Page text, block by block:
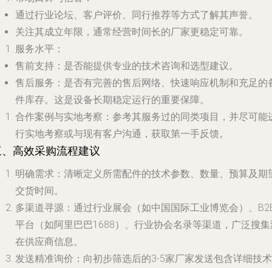
通过行业论坛、客户评价、同行推荐等方式了解其声誉。
关注其成立年限，通常经营时间长的厂家更稳定可靠。
服务水平 ：
售前支持 ：是否能提供专业的技术咨询和选型建议。
售后服务 ：是否有完善的售后网络、快速响应机制和充足的
件库存。这是设备长期稳定运行的重要保障。
合作案例与实地考察 ：参考其服务过的同类项目，并尽可能
行实地考察或与现有客户沟通，获取第一手反馈。
高效采购流程建议
明确需求 ：清晰定义所需配件的技术参数、数量、预算及期
交货时间。
多渠道寻源 ：通过行业展会（如中国国际工业博览会）、
平台（如阿里巴巴1688）、行业协会名录等渠道，广泛搜
在供应商信息。
发送精准询价 ：向初步筛选后的3-5家厂家发送包含详细技术